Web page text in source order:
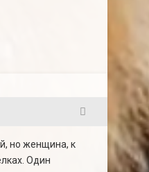
но женщина, к
Один